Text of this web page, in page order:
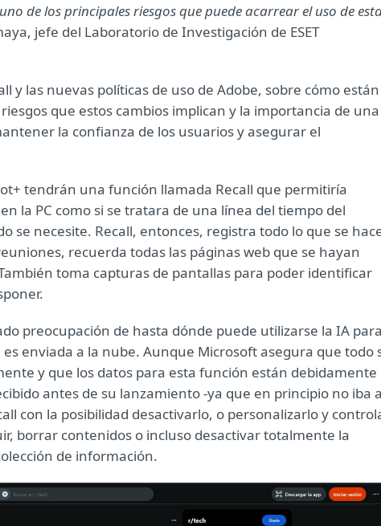
de los principales riesgos que puede acarrear el uso de
jefe del Laboratorio de Investigación de ESET
y las nuevas políticas de uso de Adobe, sobre cómo están
que estos cambios implican y la importancia de una
la confianza de los usuarios y asegurar el
tendrán una función llamada Recall que permitiría
la PC como si se tratara de una línea del tiempo del
se necesite. Recall, entonces, registra todo lo que se
recuerda todas las páginas web que se hayan
toma capturas de pantallas para poder identificar
preocupación de hasta dónde puede utilizarse la IA
enviada a la nube. Aunque Microsoft asegura que todo
y que los datos para esta función están debidamente
antes de su lanzamiento -ya que en principio no iba
con la posibilidad desactivarlo, o personalizarlo y
borrar contenidos o incluso desactivar totalmente la
de información.